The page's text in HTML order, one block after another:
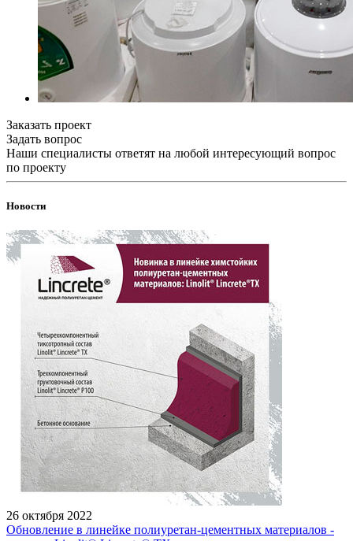
Заказать проект
Задать вопрос
Наши специалисты ответят на любой интересующий вопрос
по проекту
Новости
26 октября 2022
Обновление в линейке полиуретан-цементных материалов -